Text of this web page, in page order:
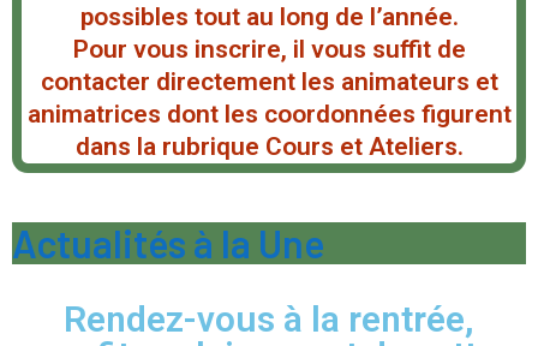
possibles tout au long de l’année.
Pour vous inscrire, il vous suffit de
contacter directement les animateurs et
animatrices dont les coordonnées figurent
dans la rubrique Cours et Ateliers.
Actualités à la Une
Rendez-vous à la rentrée,